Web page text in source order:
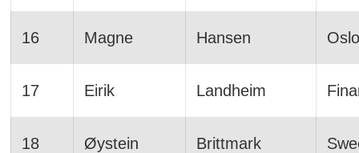
16 Magne Hansen
17 Eirik Landheim
18 Øystein Brittmark